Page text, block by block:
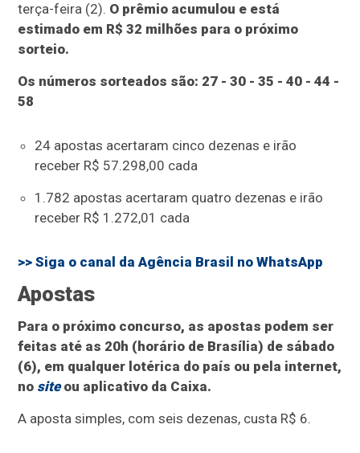
terça-feira (2). O prêmio acumulou e está
estimado em R$ 32 milhões para o próximo
sorteio.
Os números sorteados são: 27 - 30 - 35 - 40 - 44 -
58
24 apostas acertaram cinco dezenas e irão
receber R$ 57.298,00 cada
1.782 apostas acertaram quatro dezenas e irão
receber R$ 1.272,01 cada
>> Siga o canal daAgência Brasil no WhatsApp
Apostas
Para o próximo concurso, as apostas podem ser
feitas até as 20h (horário de Brasília) de sábado
(6), em qualquer lotérica do país ou pela internet,
no site ou aplicativo da Caixa.
A aposta simples, com seis dezenas, custa R$ 6.